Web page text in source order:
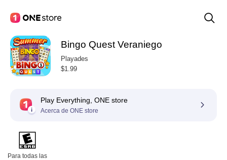
Bingo Quest Veraniego
Playades
$1.99
Play Everything, ONE store
Acerca de ONE store
Para todas las